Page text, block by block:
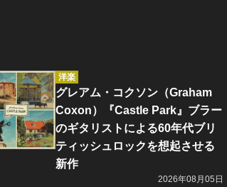
洋楽
グレアム・コクソン（Graham
Coxon）『Castle Park』ブラー
のギタリストによる60年代ブリ
ティッシュロックを想起させる
新作
2026年08月05日